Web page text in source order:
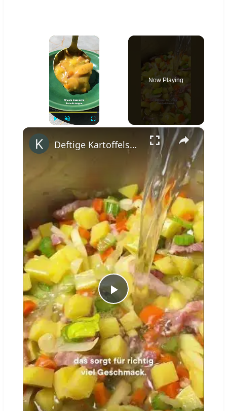
×
Now Playing
×
Play
Video
Deftige Kartoffelsuppe wie von Oma #shorts